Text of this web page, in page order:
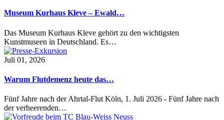
Museum Kurhaus Kleve – Ewald…
Das Museum Kurhaus Kleve gehört zu den wichtigsten
Kunstmuseen in Deutschland. Es…
Juli 01, 2026
Warum Flutdemenz heute das…
Fünf Jahre nach der Ahrtal-Flut Köln, 1. Juli 2026 - Fünf Jahre nach
der verheerenden…